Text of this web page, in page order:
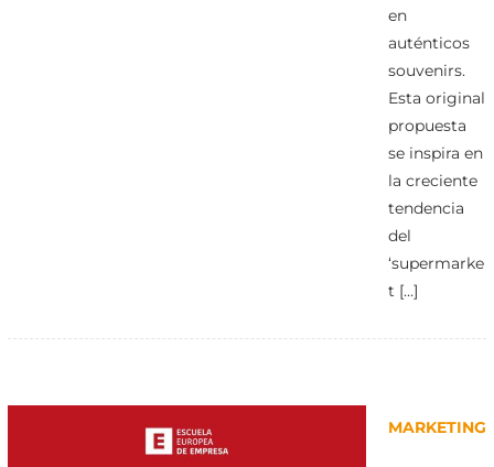
en
auténticos
souvenirs.
Esta original
propuesta
se inspira en
la creciente
tendencia
del
‘supermarke
t […]
MARKETING